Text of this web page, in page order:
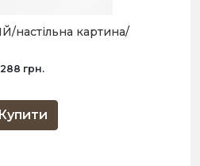
картина/
288 грн.
Купити